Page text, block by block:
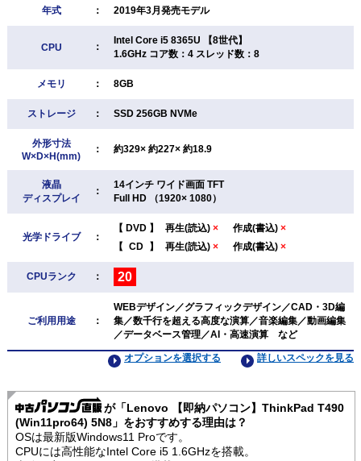
年式 ： 2019年3月発売モデル
CPU ：
Intel Core i5 8365U 【8世代】
1.6GHz コア数：4 スレッド数：8
メモリ ： 8GB
ストレージ ： SSD 256GB NVMe
外形寸法
W×D×H(mm)
： 約329× 約227× 約18.9
液晶
ディスプレイ
：
14インチ ワイド画面 TFT
Full HD （1920× 1080）
光学ドライブ ：
【 DVD 】 再生(読込) × 作成(書込) ×
【 CD 】 再生(読込) × 作成(書込) ×
CPUランク ： 20
ご利用用途 ：
WEBデザイン／グラフィックデザイン／CAD・3D編
集／数千行を超える高度な演算／音楽編集／動画編集
／データベース管理／AI・高速演算 など
詳しいスペックを見る
オプションを選択する
が「Lenovo 【即納パソコン】ThinkPad T490
(Win11pro64) 5N8」をおすすめする理由は？
OSは最新版Windows11 Proです。
CPUには高性能なIntel Core i5 1.6GHzを搭載。